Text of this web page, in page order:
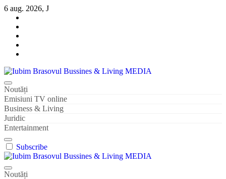
Sari
conținut
6 aug. 2026, J
Iubim Brasovul Bussines & Living MEDIA
Din pasiune și dragoste pentru Brașoveni
Noutăți
Emisiuni TV online
Business & Living
Juridic
Entertainment
Subscribe
Iubim Brasovul Bussines & Living MEDIA
Din pasiune și dragoste pentru Brașoveni
Noutăți